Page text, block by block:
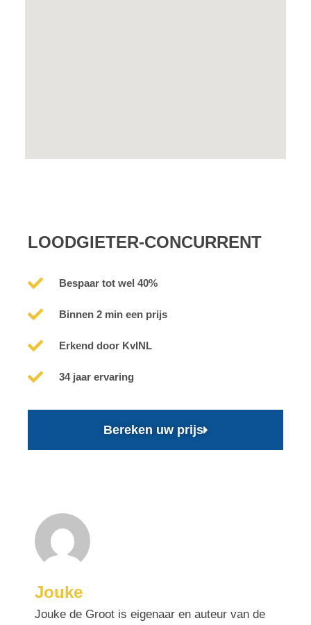
LOODGIETER-CONCURRENT
Bespaar tot wel 40%
Binnen 2 min een prijs
Erkend door KvINL
34 jaar ervaring
Bereken uw prijs
Jouke
Jouke de Groot is eigenaar en auteur van de